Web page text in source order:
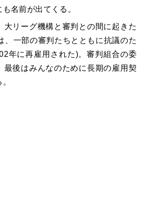
名前が出てくる。
大リーグ機構と審判との間に起きた
、一部の審判たちとともに抗議のた
年に再雇用された)。審判組合の委
最後はみんなのために長期の雇用契
る。